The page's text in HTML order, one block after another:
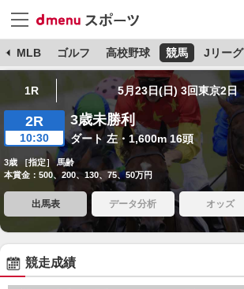
MLB ゴルフ 高校野球 競馬 Jリーグ
1R 5月23日(日) 3回東京2日
2R
10:30
3歳未勝利
ダート 左・1,600m 16頭
3歳 ［指定］ 馬齢
本賞金：500、200、130、75、50万円
出馬表 データ分析 オッズ
競走成績